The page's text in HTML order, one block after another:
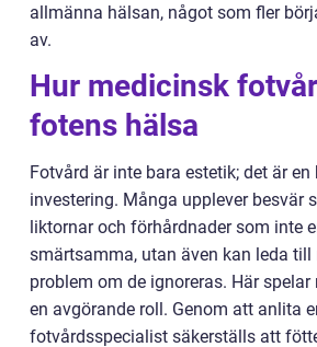
allmänna hälsan, något som fler
av.
Hur medicinsk
fotens hälsa
Fotvård är inte bara estetik; det är
investering. Många upplever besvär
liktornar och förhårdnader som inte
smärtsamma, utan även kan leda till
problem om de ignoreras. Här
en avgörande roll. Genom att anlita
fotvårdsspecialist säkerställs att